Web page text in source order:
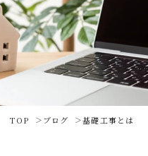
TOP ブログ 基礎工事とは